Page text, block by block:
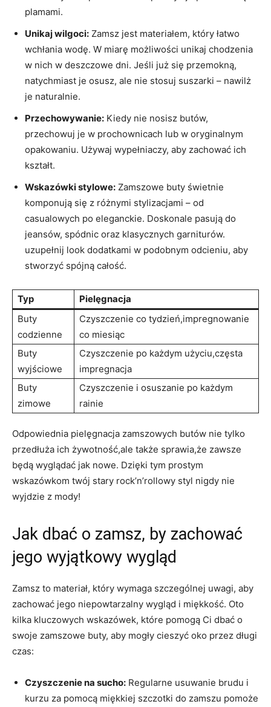
plamami.
Unikaj wilgoci: Zamsz jest materiałem, który łatwo
wchłania wodę. W miarę możliwości unikaj chodzenia
w nich w deszczowe dni. Jeśli już się przemokną,
natychmiast je osusz, ale nie stosuj suszarki – nawilż
je naturalnie.
Przechowywanie: Kiedy nie nosisz butów,
przechowuj je w prochownicach lub w oryginalnym
opakowaniu. Używaj wypełniaczy, aby zachować ich
kształt.
Wskazówki stylowe: Zamszowe buty świetnie
komponują się z różnymi stylizacjami – od
casualowych po eleganckie. Doskonale pasują do
jeansów, spódnic oraz klasycznych garniturów.
uzupełnij look dodatkami w podobnym odcieniu, aby
stworzyć spójną całość.
Typ
Pielęgnacja
Buty
codzienne
Czyszczenie co tydzień,impregnowanie
co miesiąc
Buty
wyjściowe
Czyszczenie po każdym użyciu,częsta
impregnacja
Buty
zimowe
Czyszczenie i osuszanie po każdym
rainie
Odpowiednia pielęgnacja zamszowych butów nie tylko
przedłuża ich żywotność,ale także sprawia,że zawsze
będą wyglądać jak nowe. Dzięki tym prostym
wskazówkom twój stary rock’n’rollowy styl nigdy nie
wyjdzie z mody!
Jak dbać o zamsz, by zachować
jego wyjątkowy wygląd
Zamsz to materiał, który wymaga szczególnej uwagi, aby
zachować jego niepowtarzalny wygląd i miękkość. Oto
kilka kluczowych wskazówek, które pomogą Ci dbać o
swoje zamszowe buty, aby mogły cieszyć oko przez długi
czas:
Czyszczenie na sucho: Regularne usuwanie brudu i
kurzu za pomocą miękkiej szczotki do zamszu pomoże